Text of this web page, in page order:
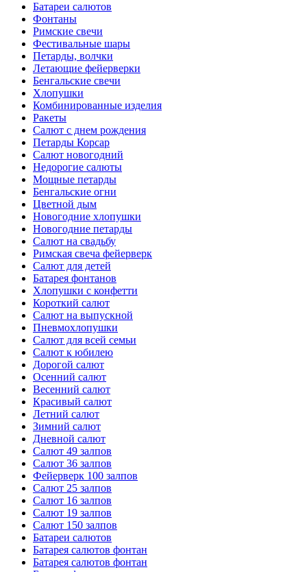
Батареи салютов
Фонтаны
Римские свечи
Фестивальные шары
Петарды, волчки
Летающие фейерверки
Бенгальские свечи
Хлопушки
Комбинированные изделия
Ракеты
Салют с днем рождения
Петарды Корсар
Салют новогодний
Недорогие салюты
Мощные петарды
Бенгальские огни
Цветной дым
Новогодние хлопушки
Новогодние петарды
Салют на свадьбу
Римская свеча фейерверк
Салют для детей
Батарея фонтанов
Хлопушки с конфетти
Короткий салют
Салют на выпускной
Пневмохлопушки
Салют для всей семьи
Салют к юбилею
Дорогой салют
Осенний салют
Весенний салют
Красивый салют
Летний салют
Зимний салют
Дневной салют
Салют 49 залпов
Салют 36 залпов
Фейерверк 100 залпов
Салют 25 залпов
Салют 16 залпов
Салют 19 залпов
Салют 150 залпов
Батареи салютов
Батарея салютов фонтан
Батарея салютов фонтан